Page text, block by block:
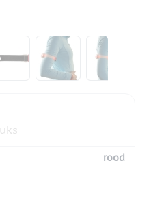
image
View larger image
View larger
rood